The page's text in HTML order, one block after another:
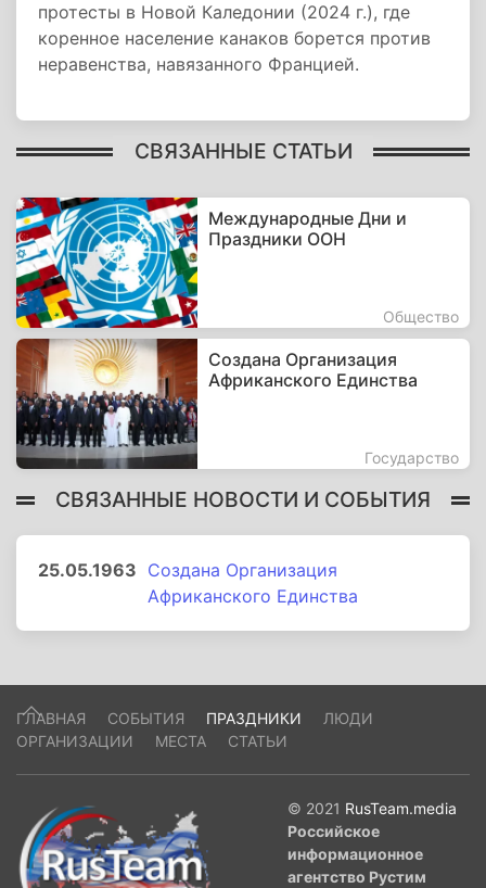
протесты в Новой Каледонии (2024 г.), где
коренное население канаков борется против
неравенства, навязанного Францией.
СВЯЗАННЫЕ СТАТЬИ
Международные Дни и
Праздники ООН
Общество
Создана Организация
Африканского Единства
Государство
СВЯЗАННЫЕ НОВОСТИ И СОБЫТИЯ
25.05.1963 Создана Организация
Африканского Единства
ГЛАВНАЯ СОБЫТИЯ ПРАЗДНИКИ
ЛЮДИ
ОРГАНИЗАЦИИ
МЕСТА СТАТЬИ
© 2021 RusTeam.media
Российское
информационное
агентство Рустим